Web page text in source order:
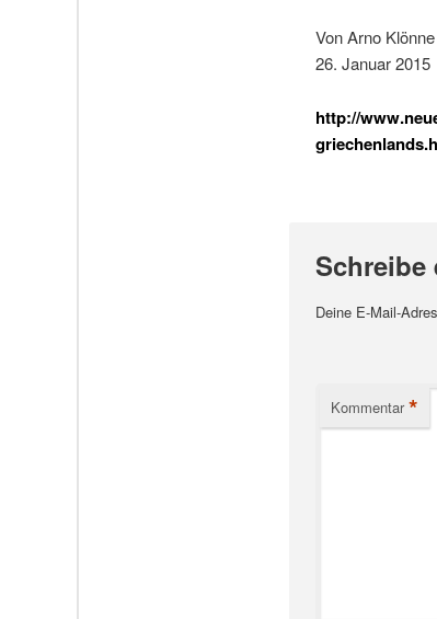
Von Arno Klönne
26. Januar 2015
http://
Schreibe
Deine E-Mail-
Kommentar *